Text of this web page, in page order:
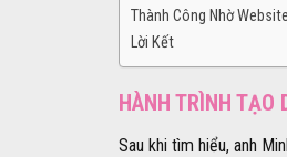
Thành Công Nhờ Website
Lời Kết
HÀNH TRÌNH TẠO
Sau khi tìm hiểu, anh